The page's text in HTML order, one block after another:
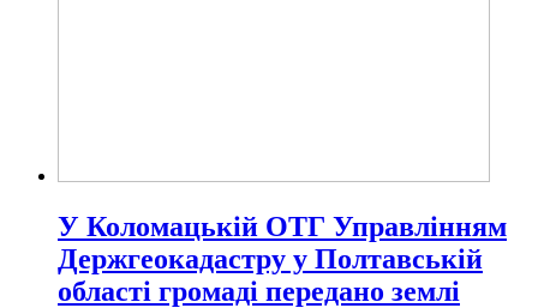
У Коломацькій ОТГ Управлінням
Держгеокадастру у Полтавській
області громаді передано землі